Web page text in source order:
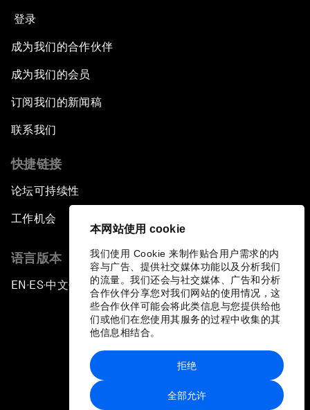
本网站使用 cookie
我们使用 Cookie 来制作贴合用户需求的内
容与广告、提供社交媒体功能以及分析我们
的流量。我们还会与社交媒体、广告和分析
合作伙伴分享您对我们网站的使用情况，这
些合作伙伴可能会将此类信息与您提供给他
们或他们在您使用其服务的过程中收集的其
他信息相结合。
全部允许
拒绝
登录
成为我们的合作伙伴
成为我们的会员
订阅我们的新闻稿
联系我们
快捷链接
论坛可持续性
工作机会
语言版本
EN ▪ES▪中文▪ 日本語
站点地图